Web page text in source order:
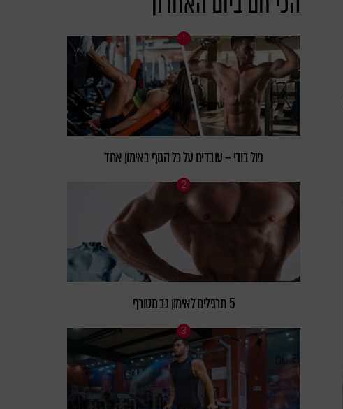
פול בודי – עובדים על כל הגוף באימון אחד
5 תרגילים לאימון גב מטורף